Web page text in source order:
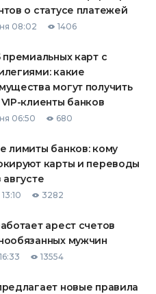
о статусе платежей
08:02 1406
премиальных карт с
какие
могут получить
клиенты банков
06:50 680
лимиты банков: кому
карты и переводы
3282
арест счетов
мужчин
13554
новые правила